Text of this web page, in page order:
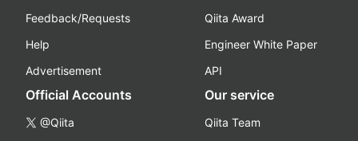
Feedback/Requests
Help
Advertisement
Qiita Award
Engineer White Paper
API
Official Accounts
@Qiita
Our service
Qiita Team